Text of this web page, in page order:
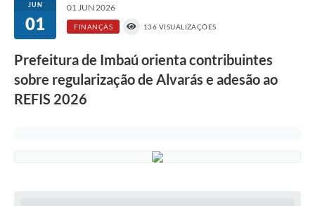
JUN
01
01 JUN 2026
FINANÇAS 136 VISUALIZAÇÕES
Prefeitura de Imbaú orienta contribuintes
sobre regularização de Alvarás e adesão ao
REFIS 2026